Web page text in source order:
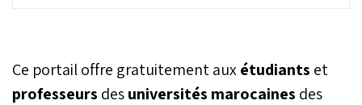
l’Enseignement supérieur,
de la recherche
Ce portail offre gratuitement auxétudiants et
professeurs desuniversités marocaines des